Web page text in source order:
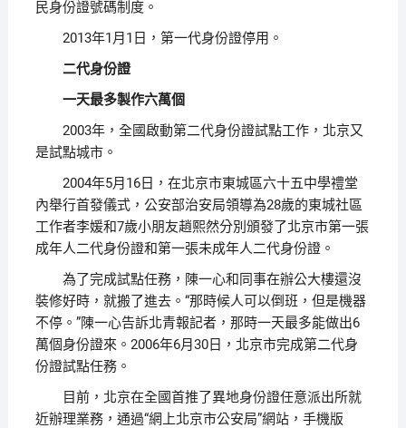
民身份證號碼制度。
2013年1月1日，第一代身份證停用。
二代身份證
一天最多製作六萬個
2003年，全國啟動第二代身份證試點工作，北京又
是試點城市。
2004年5月16日，在北京市東城區六十五中學禮堂
內舉行首發儀式，公安部治安局領導為28歲的東城社區
工作者李媛和7歲小朋友趙熙然分別頒發了北京市第一張
成年人二代身份證和第一張未成年人二代身份證。
為了完成試點任務，陳一心和同事在辦公大樓還沒
裝修好時，就搬了進去。“那時候人可以倒班，但是機器
不停。”陳一心告訴北青報記者，那時一天最多能做出6
萬個身份證來。2006年6月30日，北京市完成第二代身
份證試點任務。
目前，北京在全國首推了異地身份證任意派出所就
近辦理業務，通過“網上北京市公安局”網站，手機版